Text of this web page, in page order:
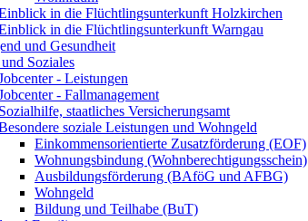
in die Flüchtlingsunterkunft Holzkirchen
in die Flüchtlingsunterkunft Warngau
und Gesundheit
Soziales
- Leistungen
- Fallmanagement
Sozialhilfe, staatliches Versicherungsamt
soziale Leistungen und Wohngeld
Einkommensorientierte Zusatzförderung (EOF)
Wohnungsbindung (Wohnberechtigungsschein)
Ausbildungsförderung (BAföG und AFBG)
Wohngeld
Bildung und Teilhabe (BuT)